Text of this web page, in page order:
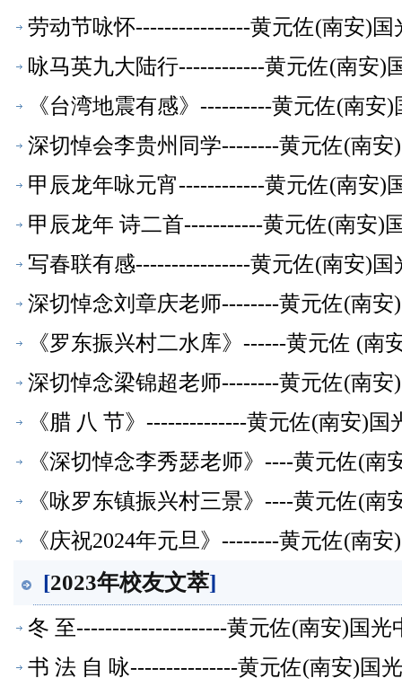
劳动节咏怀----------------黄元佐(南安)
咏马英九大陆行------------黄元佐(南安)
《台湾地震有感》----------黄元佐(南
深切悼会李贵州同学--------黄元佐(南
甲辰龙年咏元宵------------黄元佐(南安)
甲辰龙年 诗二首-----------黄元佐(南安)
写春联有感----------------黄元佐(南安)
深切悼念刘章庆老师--------黄元佐(南
《罗东振兴村二水库》------黄元佐 (
深切悼念梁锦超老师--------黄元佐(南
《腊 八 节》--------------黄元佐(南安)
《深切悼念李秀瑟老师》----黄元佐(
《咏罗东镇振兴村三景》----黄元佐(
《庆祝2024年元旦》--------黄元佐(南
[2023年校友文萃]
冬 至---------------------黄元佐(南安)国
书 法 自 咏---------------黄元佐(南安)国